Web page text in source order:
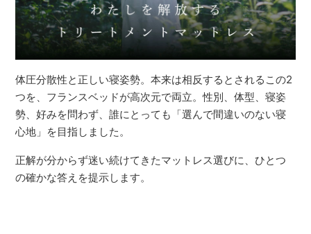
体圧分散性と正しい寝姿勢。本来は相反するとされるこの2
つを、フランスベッドが高次元で両立。性別、体型、寝姿
勢、好みを問わず、誰にとっても「選んで間違いのない寝
心地」を目指しました。
正解が分からず迷い続けてきたマットレス選びに、ひとつ
の確かな答えを提示します。